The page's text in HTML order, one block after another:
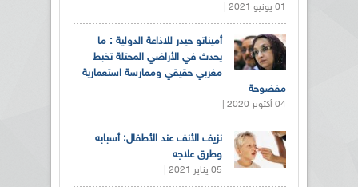
01 يونيو 2021 |
أميناتو حيدر للاذاعة الدولية : ما
يحدث في الأراضي المحتلة تخبط
مغربي حقيقي وممارسة استعمارية
مفضوحة
04 أكتوبر 2020 |
نزيف الأنف عند الأطفال: أسبابه
وطرق علاجه
05 يناير 2021 |